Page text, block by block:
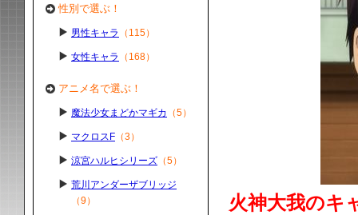
火神大我のキ
性別で選ぶ！
男性キャラ （115）
女性キャラ （168）
アニメ名で選ぶ！
魔法少女まどかマギカ （5）
マクロスF （3）
涼宮ハルヒシリーズ （5）
荒川アンダーザブリッジ
（9）